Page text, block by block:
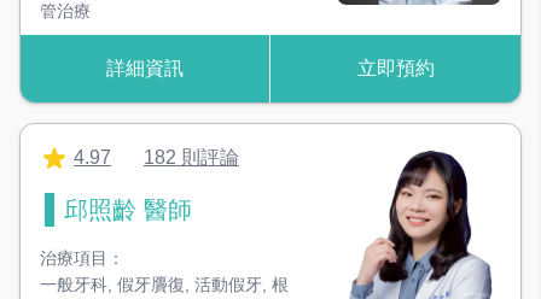
管治療
詳細資訊 立即預約
4.97 182 則評論
邱照齡 醫師
治療項目：
一般牙科 假牙贗復 活動假牙 根